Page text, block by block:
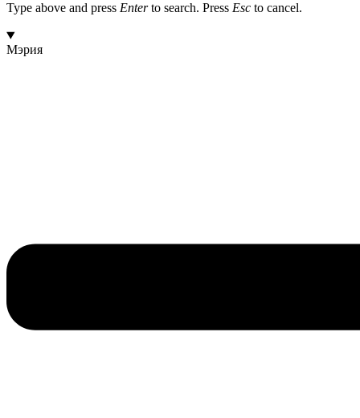
Type above and press Enterto search. Press Esc to cancel.
Мэрия